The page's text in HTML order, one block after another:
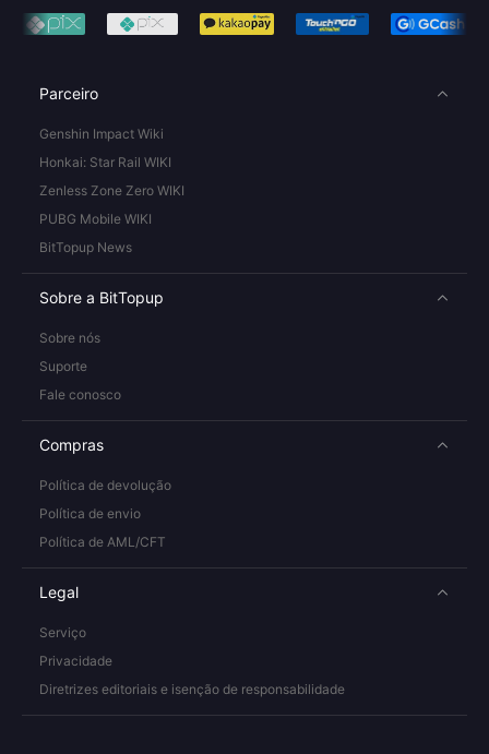
Parceiro
Genshin Impact Wiki
Honkai: Star Rail WIKI
Zenless Zone Zero WIKI
PUBG Mobile WIKI
BitTopup News
Sobre a BitTopup
Sobre nós
Suporte
Fale conosco
Compras
Política de devolução
Política de envio
Política de AML/CFT
Legal
Serviço
Privacidade
Diretrizes editoriais e isenção de responsabilidade